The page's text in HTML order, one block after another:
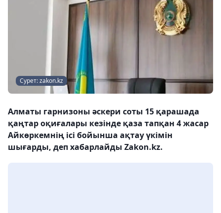
Сурет: zakon.kz
Алматы гарнизоны әскери соты 15 қарашада
қаңтар оқиғалары кезінде қаза тапқан 4 жасар
Айкөркемнің ісі бойынша ақтау үкімін
шығарды, деп хабарлайды Zakon.kz.